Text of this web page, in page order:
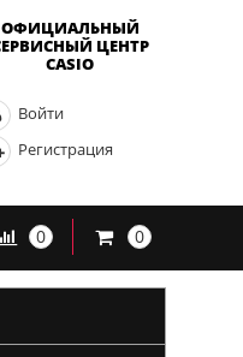
ОФИЦИАЛЬНЫЙ
ЦЕНТР
CASIO
Войти
Регистрация
0 0